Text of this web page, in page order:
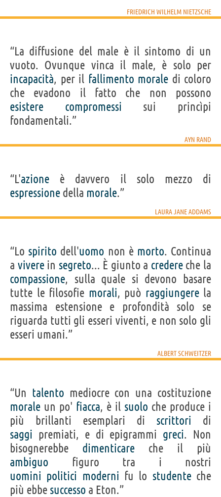
FRIEDRICH WILHELM NIETZSCHE
“La diffusione del male è il sintomo di un
vuoto. Ovunque vinca il male, è solo per
incapacità, per il fallimento morale di coloro
che evadono il fatto che non possono
esistere
compromessi sui princìpi
fondamentali.”
AYN RAND
“L'azione è davvero il solo mezzo di
espressione della morale.”
LAURA JANE ADDAMS
“Lo spirito dell'uomo non è morto. Continua
a viverein segreto... È giunto a credereche la
compassione, sulla quale si devono basare
tutte le filosofie morali, può raggiungerela
massima estensione e profondità solo se
riguarda tutti gli esseri viventi, e non solo gli
esseri umani.”
ALBERT SCHWEITZER
“Un talento mediocre con una costituzione
morale un po' fiacca, è il suolo che produce i
più brillanti esemplari di scrittori di
saggi premiati, e di epigrammi greci. Non
bisognerebbe dimenticare che il più
ambiguo figuro tra i nostri
uomini politici moderni fu lo studenteche
più ebbe successo a Eton.”